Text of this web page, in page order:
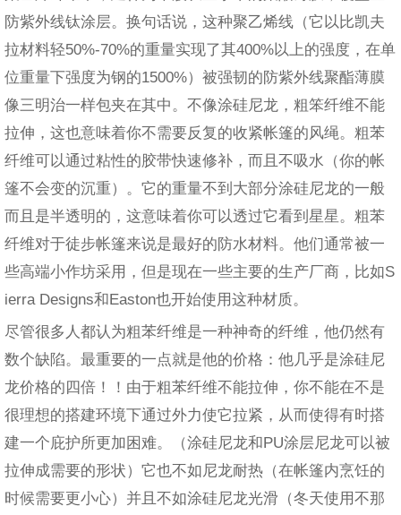
防紫外线钛涂层。换句话说，这种聚乙烯线（它以比凯夫
拉材料轻50%-70%的重量实现了其400%以上的强度，在单
位重量下强度为钢的1500%）被强韧的防紫外线聚酯薄膜
像三明治一样包夹在其中。不像涂硅尼龙，粗笨纤维不能
拉伸，这也意味着你不需要反复的收紧帐篷的风绳。粗苯
纤维可以通过粘性的胶带快速修补，而且不吸水（你的帐
篷不会变的沉重）。它的重量不到大部分涂硅尼龙的一般
而且是半透明的，这意味着你可以透过它看到星星。粗苯
纤维对于徒步帐篷来说是最好的防水材料。他们通常被一
些高端小作坊采用，但是现在一些主要的生产厂商，比如S
ierra Designs和Easton也开始使用这种材质。
尽管很多人都认为粗苯纤维是一种神奇的纤维，他仍然有
数个缺陷。最重要的一点就是他的价格：他几乎是涂硅尼
龙价格的四倍！！由于粗苯纤维不能拉伸，你不能在不是
很理想的搭建环境下通过外力使它拉紧，从而使得有时搭
建一个庇护所更加困难。（涂硅尼龙和PU涂层尼龙可以被
拉伸成需要的形状）它也不如尼龙耐热（在帐篷内烹饪的
时候需要更小心）并且不如涂硅尼龙光滑（冬天使用不那